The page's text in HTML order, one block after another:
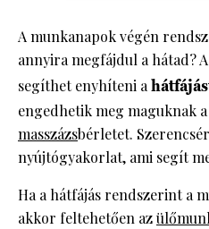
A munkanapok végén
annyira megfájdul a hátad?
segíthet enyhíteni a
engedhetik meg maguknak
masszázsbérletet.
nyújtógyakorlat, ami segít
Ha a hátfájás rendszerint a
akkor feltehetően az